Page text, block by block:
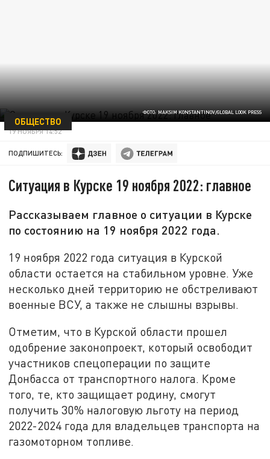
ФОТО: MAKSIM KONSTANTINOV/GLOBAL LOOK PRESS
ОБЩЕСТВО
19 НОЯБРЯ 14:52
ПОДПИШИТЕСЬ:
Ситуация в Курске 19 ноября 2022: главное
Рассказываем главное о ситуации в Курске
по состоянию на 19 ноября 2022 года.
19 ноября 2022 года ситуация в Курской
области остается на стабильном уровне. Уже
несколько дней территорию не обстреливают
военные ВСУ, а также не слышны взрывы.
Отметим, что в Курской области прошел
одобрение законопроект, который освободит
участников спецоперации по защите
Донбасса от транспортного налога. Кроме
того, те, кто защищает родину, смогут
получить 30% налоговую льготу на период
2022-2024 года для владельцев транспорта на
газомоторном топливе.